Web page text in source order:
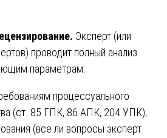
Эксперт (или
проводит полный анализ
параметрам:
процессуального
(ст. 85 ГПК, 86 АПК, 204 УПК);
(все ли вопросы эксперт